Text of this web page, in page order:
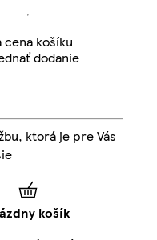
Aktuálna cena košíku
cena košíku
dodanie
ktorá je pre Vás
košík